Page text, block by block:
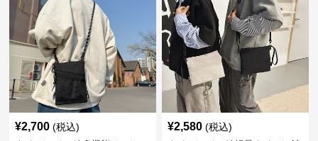
¥2,700 (税込) ¥2,580 (税込)